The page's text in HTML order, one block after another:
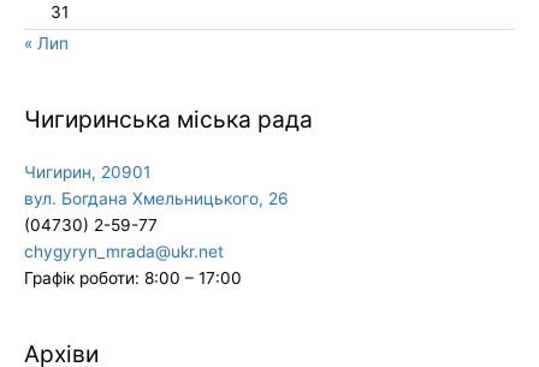
31
« Лип
Чигиринська міська рада
Чигирин, 20901
вул. Богдана Хмельницького, 26
(04730) 2-59-77
chygyryn_mrada@ukr.net
Графік роботи: 8:00 – 17:00
Архіви
Архіви